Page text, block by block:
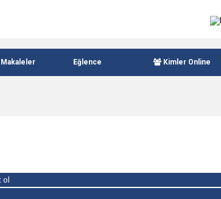
Makaleler Eğlence Kimler Online
ol